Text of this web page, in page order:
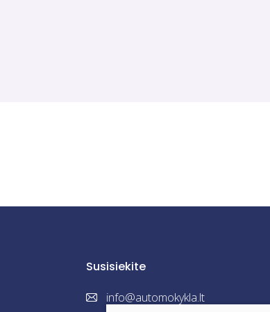
antialkoholiniai variklio užraktai.
Susisiekite
info@automokykla.lt